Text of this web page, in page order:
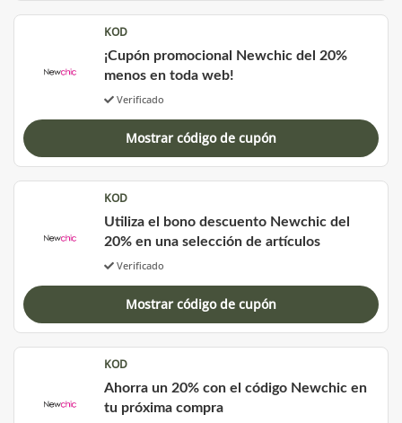
KOD
¡Cupón promocional Newchic del 20%
menos en toda web!
Verificado
Mostrar código de cupón
KOD
Utiliza el bono descuento Newchic del
20% en una selección de artículos
Verificado
Mostrar código de cupón
KOD
Ahorra un 20% con el código Newchic en
tu próxima compra